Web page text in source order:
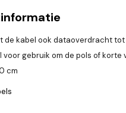
de kabel ook dataoverdracht
gebruik om de pols of korte
cm